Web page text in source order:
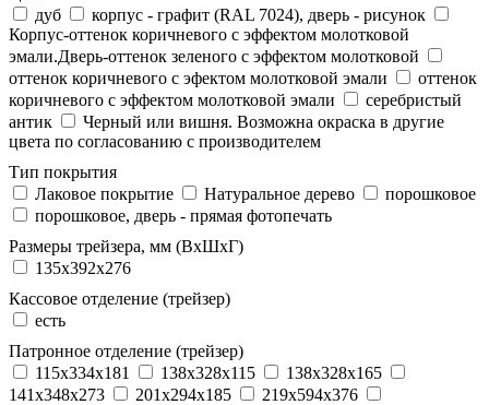
дуб
корпус - графит (RAL 7024), дверь - рисунок
Корпус-оттенок коричневого с эффектом молотковой
эмали.Дверь-оттенок зеленого с эффектом молотковой
оттенок коричневого с эфектом молотковой эмали
оттенок
коричневого с эффектом молотковой эмали
серебристый
антик
Черный или вишня. Возможна окраска в другие
цвета по согласованию с производителем
Тип покрытия
Лаковое покрытие
Натуральное дерево
порошковое
порошковое, дверь - прямая фотопечать
Размеры трейзера, мм (ВхШхГ)
135x392x276
Кассовое отделение (трейзер)
есть
Патронное отделение (трейзер)
115x334x181
138x328x115
138x328x165
141x348x273
201x294x185
219x594x376